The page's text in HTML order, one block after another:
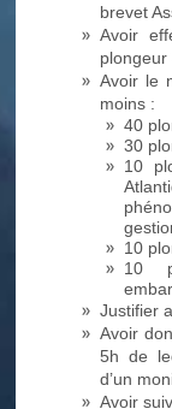
brevet
Avoir
plongeur
Avoir le
moins :
40
30
10
10
10
Justifier
Avoir
5h de
d’un
Avoir